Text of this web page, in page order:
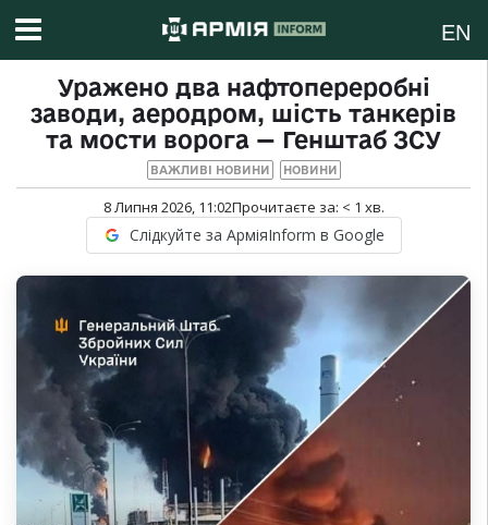
EN
Уражено два нафтопереробні
заводи, аеродром, шість танкерів
та мости ворога — Генштаб ЗСУ
ВАЖЛИВІ НОВИНИ НОВИНИ
8 Липня 2026, 11:02Прочитаєте за: < 1 хв.
Слідкуйте за АрміяInform в Google